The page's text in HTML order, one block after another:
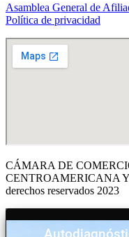
Asamblea General de
Política de privacidad
CÁMARA DE
CENTROAMERICANA
derechos reservados 2023